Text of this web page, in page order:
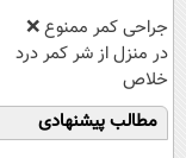
قسطی
جراحی کمر ممنوع ❌
در منزل از شر کمر درد
خلاص
شوید◂پرسش‌نامه
مطالب پیشنهادی